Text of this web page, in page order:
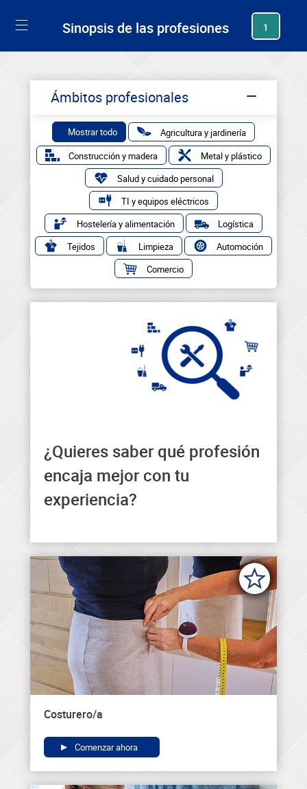
Sinopsis de las profesiones 1
Ámbitos profesionales
Mostrar todo
Agricultura y jardinería
Construcción y madera
Metal y plástico
Salud y cuidado personal
TI y equipos eléctricos
Hostelería y alimentación
Logística
Tejidos
Limpieza
Automoción
Comercio
¿Quieres saber qué profesión
encaja mejor con tu
experiencia?
Aquí encontrarás la profesión
que mejor encaja con tu
Costurero/a
Comenzar ahora